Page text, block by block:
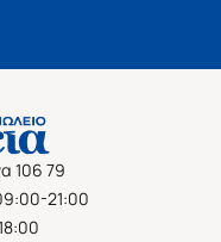
106 79
21:00